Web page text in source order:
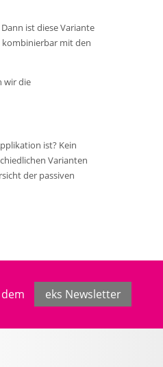
ist diese Variante
kombinierbar mit den
wir die
ist? Kein
Varianten
der passiven
eks Newsletter